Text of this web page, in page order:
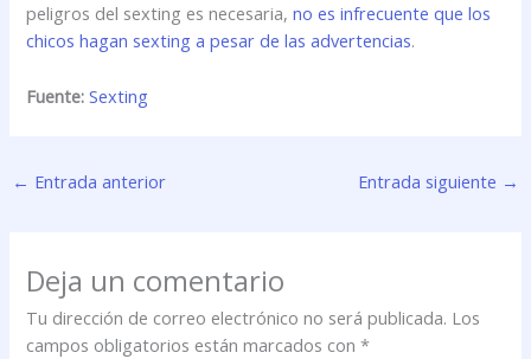
peligros del sexting es necesaria,no es infrecuente que los
chicos hagan sexting a pesar de las advertencias.
Fuente: Sexting
← Entrada anterior Entrada siguiente →
Deja un comentario
Tu dirección de correo electrónico no será publicada. Los
campos obligatorios están marcados con*